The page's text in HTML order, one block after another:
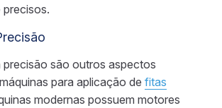
precisos.
precisão são outros aspectos
para aplicação de fitas
modernas possuem motores